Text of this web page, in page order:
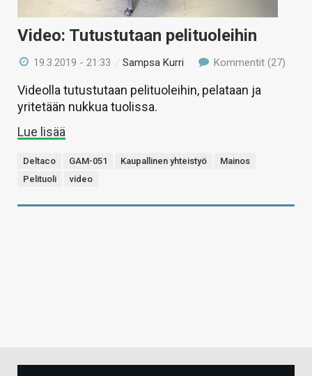
Video: Tutustutaan pelituoleihin
19.3.2019 - 21:33 /Sampsa Kurri Kommentit (27)
Videolla tutustutaan pelituoleihin, pelataan ja
yritetään nukkua tuolissa.
Lue lisää
Deltaco GAM-051 Kaupallinen yhteistyö
Mainos
Pelituoli
video